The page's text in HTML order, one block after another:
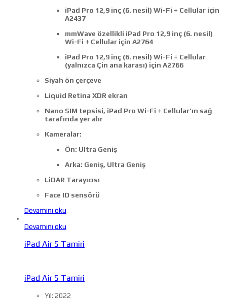
iPad Pro 12,9 inç (6. nesil) Wi-Fi + Cellular için
A2437
mmWave özellikli iPad Pro 12,9 inç (6. nesil)
Wi-Fi + Cellular için A2764
iPad Pro 12,9 inç (6. nesil) Wi-Fi + Cellular
(yalnızca Çin ana karası) için A2766
Siyah ön çerçeve
Liquid Retina XDR ekran
Nano SIM tepsisi, iPad Pro Wi-Fi + Cellular’ın sağ
tarafında yer alır
Kameralar:
Ön: Ultra Geniş
Arka: Geniş, Ultra Geniş
LiDAR Tarayıcısı
Face ID sensörü
Devamını oku
Devamını oku
iPad Air 5 Tamiri
iPad Air 5 Tamiri
Yıl: 2022